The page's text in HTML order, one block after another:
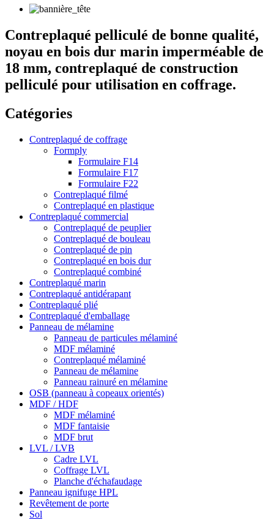
Contreplaqué pelliculé de bonne qualité,
noyau en bois dur marin imperméable de
18 mm, contreplaqué de construction
pelliculé pour utilisation en coffrage.
Catégories
Contreplaqué de coffrage
Formply
Formulaire F14
Formulaire F17
Formulaire F22
Contreplaqué filmé
Contreplaqué en plastique
Contreplaqué commercial
Contreplaqué de peuplier
Contreplaqué de bouleau
Contreplaqué de pin
Contreplaqué en bois dur
Contreplaqué combiné
Contreplaqué marin
Contreplaqué antidérapant
Contreplaqué plié
Contreplaqué d'emballage
Panneau de mélamine
Panneau de particules mélaminé
MDF mélaminé
Contreplaqué mélaminé
Panneau de mélamine
Panneau rainuré en mélamine
OSB (panneau à copeaux orientés)
MDF / HDF
MDF mélaminé
MDF fantaisie
MDF brut
LVL / LVB
Cadre LVL
Coffrage LVL
Planche d'échafaudage
Panneau ignifuge HPL
Revêtement de porte
Sol